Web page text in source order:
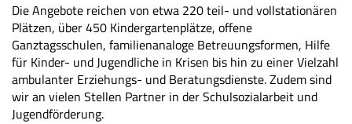
Die Angebote reichen von etwa 220 teil- und vollstationären
Plätzen, über 450 Kindergartenplätze, offene
Ganztagsschulen, familienanaloge Betreuungsformen, Hilfe
für Kinder- und Jugendliche in Krisen bis hin zu einer Vielzahl
ambulanter Erziehungs- und Beratungsdienste. Zudem sind
wir an vielen Stellen Partner in der Schulsozialarbeit und
Jugendförderung.